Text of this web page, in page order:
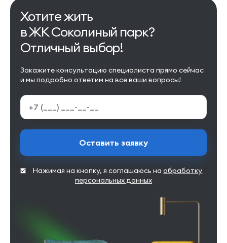
Хотите жить
в ЖК Соколиный парк?
Отличный выбор!
Закажите консультацию специалиста прямо сейчас
и мы подробно ответим на все ваши вопросы!
Оставить заявку
Нажимая на кнопку, я соглашаюсь наобработку
персональных данных